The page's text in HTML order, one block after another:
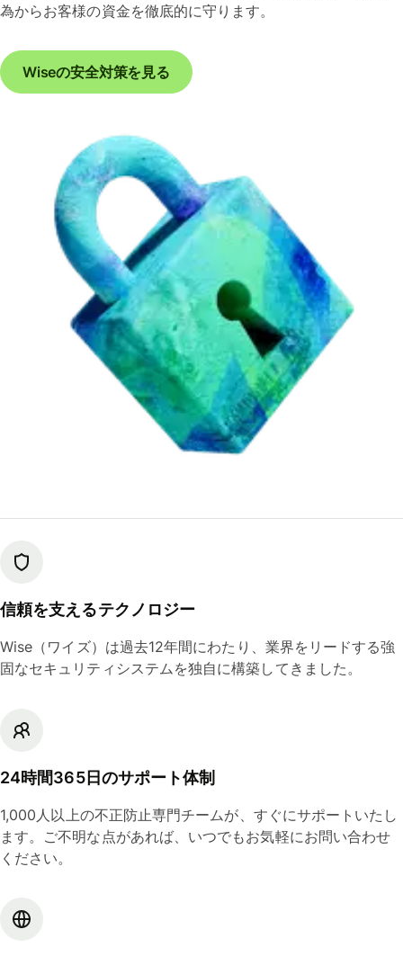
為からお客様の資金を徹底的に守ります。
Wiseの安全対策を見る
信頼を支えるテクノロジー
Wise（ワイズ）は過去12年間にわたり、業界をリードする強
固なセキュリティシステムを独自に構築してきました。
24時間365日のサポート体制
1,000人以上の不正防止専門チームが、すぐにサポートいたし
ます。ご不明な点があれば、いつでもお気軽にお問い合わせ
ください。